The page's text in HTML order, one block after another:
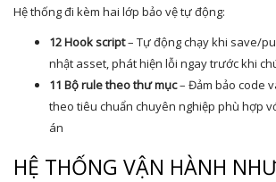
Hệ thống đi kèm hai lớp bảo vệ tự động:
12 Hook script– Tự động chạy khi save/
nhật asset, phát hiện lỗi ngay trước khi
11 Bộ rule theo thư mục– Đảm bảo code
theo tiêu chuẩn chuyên nghiệp phù hợp
án
HỆ THỐNG VẬN HÀNH